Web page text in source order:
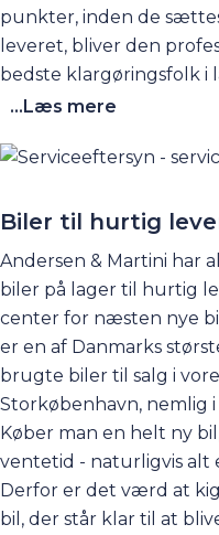
punkter, inden de
leveret, bliver den
bedste klargøringsfolk i
modtager en skinnende
god samvittighed
også selvom den skulle
derfor er det vigtigt for
er i tip-top stand, når du
...Læs mere
Biler til hurtig
Andersen & Martini har
biler på lager til hurtig
center for næsten nye
er en af Danmarks
brugte biler til salg i
Storkøbenhavn, nemlig
Køber man en helt ny
ventetid - naturligvis alt
Derfor er det værd at
bil, der står klar til at